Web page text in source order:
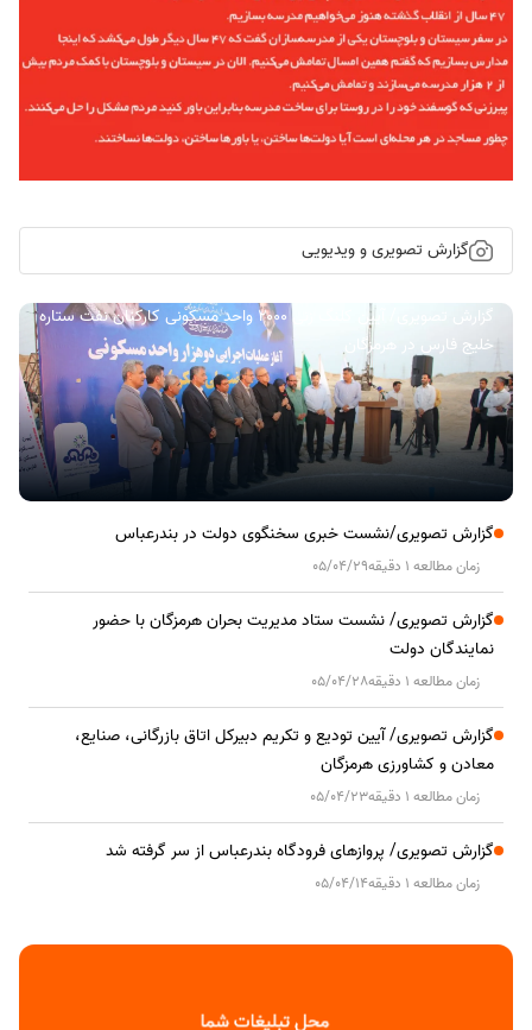
گزارش تصویری و ویدیویی
گزارش تصویری/ آیین کلنگ زنی ۲۰۰۰ واحد مسکونی کارکنان نفت ستاره
خلیج فارس در هرمزگان
گزارش تصویری/نشست خبری سخنگوی دولت در بندرعباس
زمان مطالعه 1 دقیقه 05/04/29
گزارش تصویری/ نشست ستاد مدیریت بحران هرمزگان با حضور
نمایندگان دولت
زمان مطالعه 1 دقیقه 05/04/28
گزارش تصویری/ آیین تودیع و تکریم دبیرکل اتاق بازرگانی، صنایع،
معادن و کشاورزی هرمزگان
زمان مطالعه 1 دقیقه 05/04/23
گزارش تصویری/ پروازهای فرودگاه بندرعباس از سر گرفته شد
زمان مطالعه 1 دقیقه 05/04/14